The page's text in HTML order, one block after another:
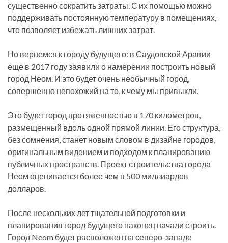
существенно сократить затраты. С их помощью можно
поддерживать постоянную температуру в помещениях,
что позволяет избежать лишних затрат.
Но вернемся к городу будущего: в Саудовской Аравии
еще в 2017 году заявили о намерении построить новый
город Неом. И это будет очень необычный город,
совершенно непохожий на то, к чему мы привыкли.
Это будет город протяженностью в 170 километров,
размещенный вдоль одной прямой линии. Его структура,
без сомнения, станет новым словом в дизайне городов,
оригинальным видением и подходом к планированию
публичных пространств. Проект строительства города
Неом оценивается более чем в 500 миллиардов
долларов.
После нескольких лет тщательной подготовки и
планирования город будущего наконец начали строить.
Город Neom будет расположен на северо-западе